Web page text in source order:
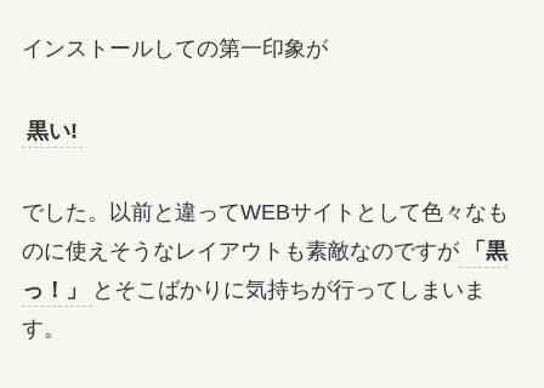
インストールしての第一印象が
黒い!
でした。以前と違ってWEBサイトとして色々なも
のに使えそうなレイアウトも素敵なのですが
「黒
っ！」
とそこばかりに気持ちが行ってしまいま
す。